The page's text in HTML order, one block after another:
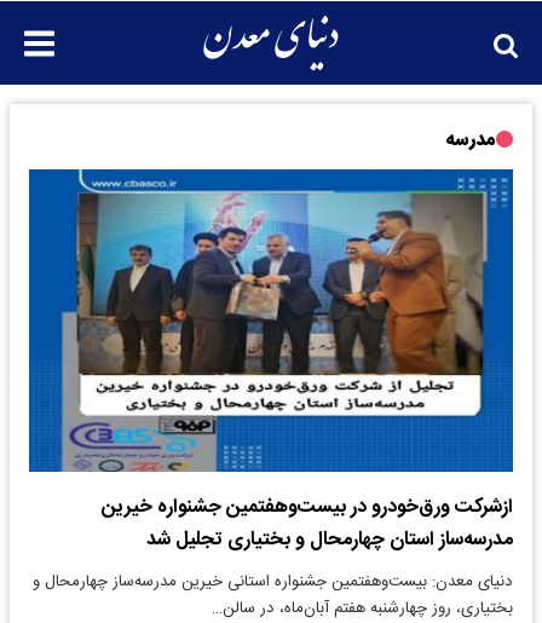
مدرسه
ازشرکت ورق‌خودرو در بیست‌وهفتمین جشنواره خیرین
مدرسه‌ساز استان چهارمحال و بختیاری تجلیل شد
دنیای معدن: بیست‌وهفتمین جشنواره استانی خیرین مدرسه‌ساز چهارمحال و
بختیاری، روز چهارشنبه هفتم آبان‌ماه، در سالن…